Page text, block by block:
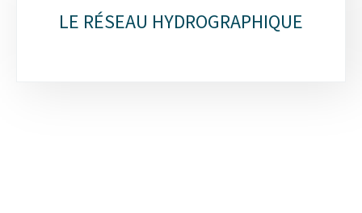
LE RÉSEAU HYDROGRAPHIQUE